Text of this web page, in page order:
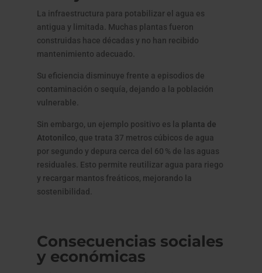
La infraestructura para potabilizar el agua es
antigua y limitada. Muchas plantas fueron
construidas hace décadas y no han recibido
mantenimiento adecuado.
Su eficiencia disminuye frente a episodios de
contaminación o sequía, dejando a la población
vulnerable.
Sin embargo, un ejemplo positivo es la planta de
Atotonilco, que trata 37 metros cúbicos de agua
por segundo y depura cerca del 60 % de las aguas
residuales. Esto permite reutilizar agua para riego
y recargar mantos freáticos, mejorando la
sostenibilidad.
Consecuencias sociales
y económicas